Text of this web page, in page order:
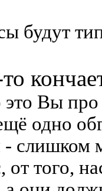
будут
это Вы про
одно
слишком
от того,